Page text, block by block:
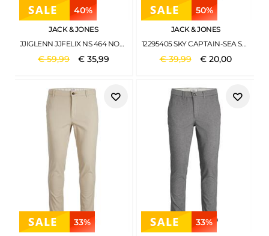
40%
JACK & JONES
JJIGLENN JJFELIX NS 464 NOOS BLUE DENIM
€59,99 € 35,99
50%
JACK & JONES
12295405 SKY CAPTAIN-SEA SALT
€39,99 € 20,00
33% 33%